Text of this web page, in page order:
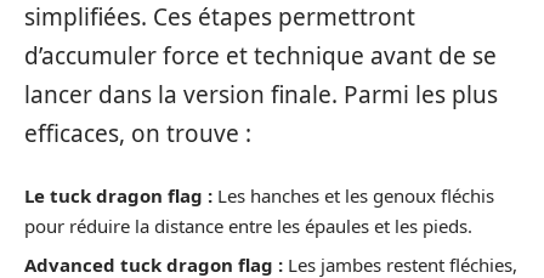
simplifiées. Ces étapes permettront
d’accumuler force et technique avant de se
lancer dans la version finale. Parmi les plus
efficaces, on trouve :
Le tuck dragon flag : Les hanches et les genoux fléchis
pour réduire la distance entre les épaules et les pieds.
Advanced tuck dragon flag : Les jambes restent fléchies,